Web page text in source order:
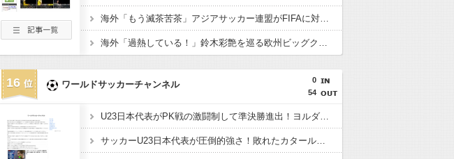
海外「もう滅茶苦茶」アジアサッカー連盟がFIFAに対する立場を明確にして海外大騒ぎ！（海外の反応）
海外「過熱している！」鈴木彩艶を巡る欧州ビッグクラブ争奪戦に海外興味津々！（海外の反応）
16
0
54
ワールドサッカーチャンネル
U23日本代表がPK戦の激闘制して準決勝進出！ヨルダン「史上最も奇妙なPK」「日本を追い詰めたことは誇らしい」【海外の反応】
サッカーU23日本代表が圧倒的強さ！敗れたカタール脱帽「日本は真のチャンピオン」「神の意志により我々は立ち上がる」【海外の反応】